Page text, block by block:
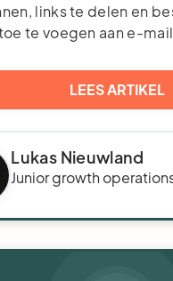
links te delen en
te voegen aan e-
LEES ARTIKEL
Lukas Nieuwland
Junior growth